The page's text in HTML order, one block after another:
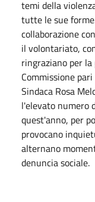
temi della
tutte le sue
collaborazione
il volontariato,
ringraziano per
Commissione
Sindaca Rosa
l'elevato numero
quest'anno, per
provocano
alternano
denuncia sociale.